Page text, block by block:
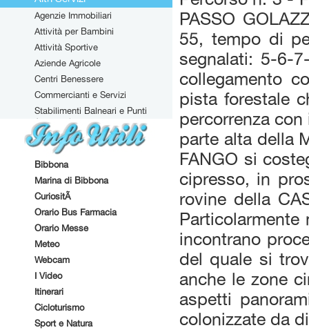
Agenzie Immobiliari
Attività per Bambini
Attività Sportive
Aziende Agricole
Centri Benessere
Commercianti e Servizi
Stabilimenti Balneari e Punti
Attrezzati
Bibbona
Marina di Bibbona
CuriositÃ
Orario Bus Farmacia
Orario Messe
Meteo
Webcam
I Video
Itinerari
Cicloturismo
Sport e Natura
PASSO
55, tempo di
segnalati: 5-6-
collegamento
pista forestale
percorrenza
parte alta della
FANGO si
cipresso, in
rovine della
incontrano
del quale si
anche le zone
aspetti
colonizzate da